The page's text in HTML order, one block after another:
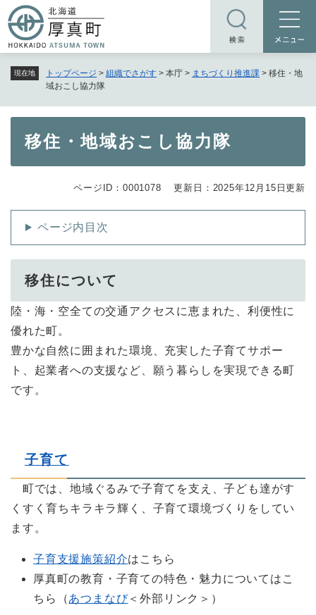
ー
ジ
で
現在地 トップページ > 組織でさがす > 本庁 > まちづくり推進課 > 移住・地
域おこし協力隊
移住・地域おこし協力隊
ページID：0001078 更新日：2025年12月15日更新
ページ内目次
移住について
陸・海・空全ての交通アクセスに恵まれた、利便性に
優れた町。
豊かな自然に囲まれた環境、充実した子育てサポー
ト、起業者への支援など、願う暮らしを実現できる町
です。
子育て
町では、地域ぐるみで子育てを支え、子ども達がす
くすく育ちキラキラ輝く、子育て環境づくりをしてい
ます。
子育支援施策紹介はこちら
厚真町の教育・子育ての特色・魅力についてはこ
ちら（あつまなび＜外部リンク＞ ）